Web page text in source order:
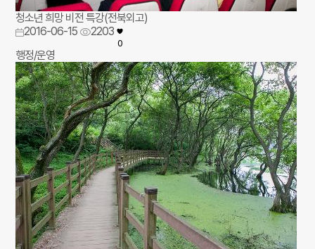
청소년 희망 비전 특강(전북외고)
2016-06-15
2203
0
행정/운영